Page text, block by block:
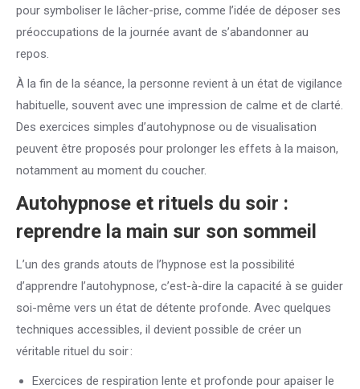
pour symboliser le lâcher-prise, comme l’idée de déposer ses
préoccupations de la journée avant de s’abandonner au
repos.
À la fin de la séance, la personne revient à un état de vigilance
habituelle, souvent avec une impression de calme et de clarté.
Des exercices simples d’autohypnose ou de visualisation
peuvent être proposés pour prolonger les effets à la maison,
notamment au moment du coucher.
Autohypnose et rituels du soir :
reprendre la main sur son sommeil
L’un des grands atouts de l’hypnose est la possibilité
d’apprendre l’autohypnose, c’est-à-dire la capacité à se guider
soi-même vers un état de détente profonde. Avec quelques
techniques accessibles, il devient possible de créer un
véritable rituel du soir :
Exercices de respiration lente et profonde pour apaiser le